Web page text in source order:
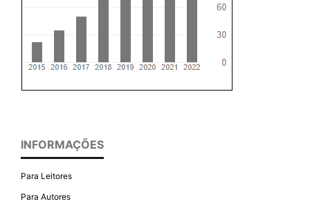
INFORMAÇÕES
Para Leitores
Para Autores